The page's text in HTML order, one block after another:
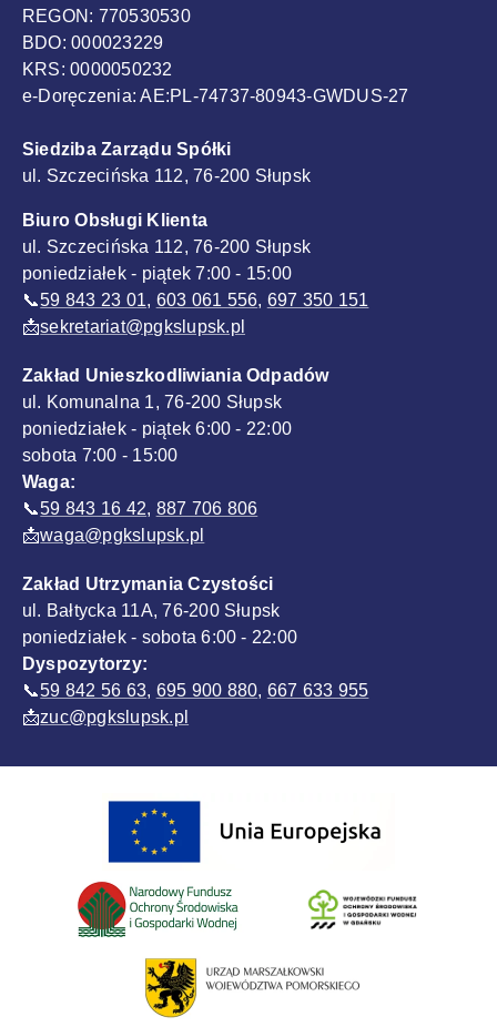
REGON: 770530530
BDO: 000023229
KRS: 0000050232
e-Doręczenia: AE:PL-74737-80943-GWDUS-27
Siedziba Zarządu Spółki
ul. Szczecińska 112, 76-200 Słupsk
Biuro Obsługi Klienta
ul. Szczecińska 112, 76-200 Słupsk
poniedziałek - piątek 7:00 - 15:00
📞59 843 23 01, 603 061 556, 697 350 151
📩sekretariat@pgkslupsk.pl
Zakład Unieszkodliwiania Odpadów
ul. Komunalna 1, 76-200 Słupsk
poniedziałek - piątek 6:00 - 22:00
sobota 7:00 - 15:00
Waga:
📞59 843 16 42, 887 706 806
📩waga@pgkslupsk.pl
Zakład Utrzymania Czystości
ul. Bałtycka 11A, 76-200 Słupsk
poniedziałek - sobota 6:00 - 22:00
Dyspozytorzy:
📞59 842 56 63, 695 900 880, 667 633 955
📩zuc@pgkslupsk.pl
Sponsorzy